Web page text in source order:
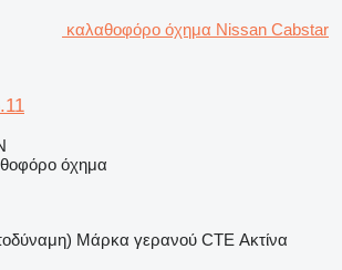
καλαθοφόρο όχημα Nissan Cabstar
όχημα
Μάρκα γερανού CTE Ακτίνα